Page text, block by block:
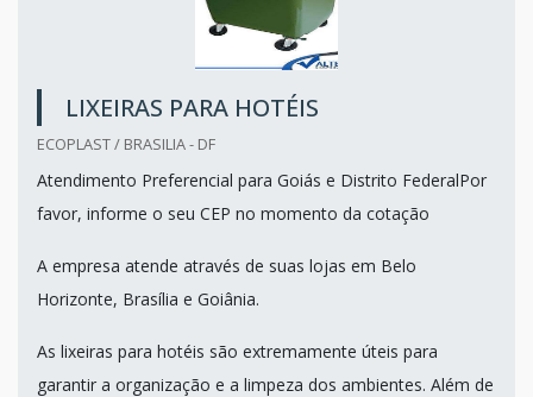
LIXEIRAS PARA HOTÉIS
ECOPLAST / BRASILIA - DF
Atendimento Preferencial para Goiás e Distrito FederalPor
favor, informe o seu CEP no momento da cotação
A empresa atende através de suas lojas em Belo
Horizonte, Brasília e Goiânia.
As lixeiras para hotéis são extremamente úteis para
garantir a organização e a limpeza dos ambientes. Além de